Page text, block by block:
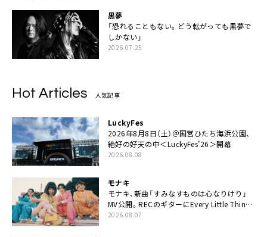
黒夢
「恐れることもない。どう転がっても黒夢で
しかない」
2026.07.25
Hot Articles 人気記事
LuckyFes
2026年8月8日（土）＠国営ひたち海浜公園、
絶好の好天の中＜LuckyFes’26＞開幕
2026.08.08
モナキ
モナキ、新曲「すみなすものは心なりけり」
MV公開。RECのギターにEvery Little Thing・
伊藤一朗参加も
2026.08.07